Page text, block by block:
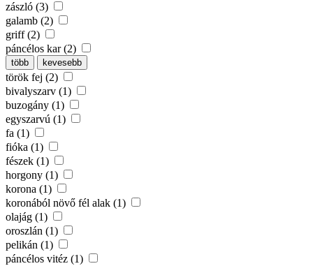
zászló (3)
galamb (2)
griff (2)
páncélos kar (2)
több kevesebb
török fej (2)
bivalyszarv (1)
buzogány (1)
egyszarvú (1)
fa (1)
fióka (1)
fészek (1)
horgony (1)
korona (1)
koronából növő fél alak (1)
olajág (1)
oroszlán (1)
pelikán (1)
páncélos vitéz (1)